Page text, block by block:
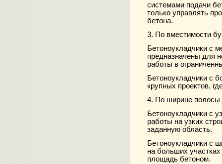
системами подачи
только управлять
бетона.
3. По вместимости
Бетоноукладчики с
предназначены для
работы в
Бетоноукладчики с
крупных проектов,
4. По ширине полосы
Бетоноукладчики с
работы на узких
заданную область.
Бетоноукладчики с
на больших
площадь бетоном.